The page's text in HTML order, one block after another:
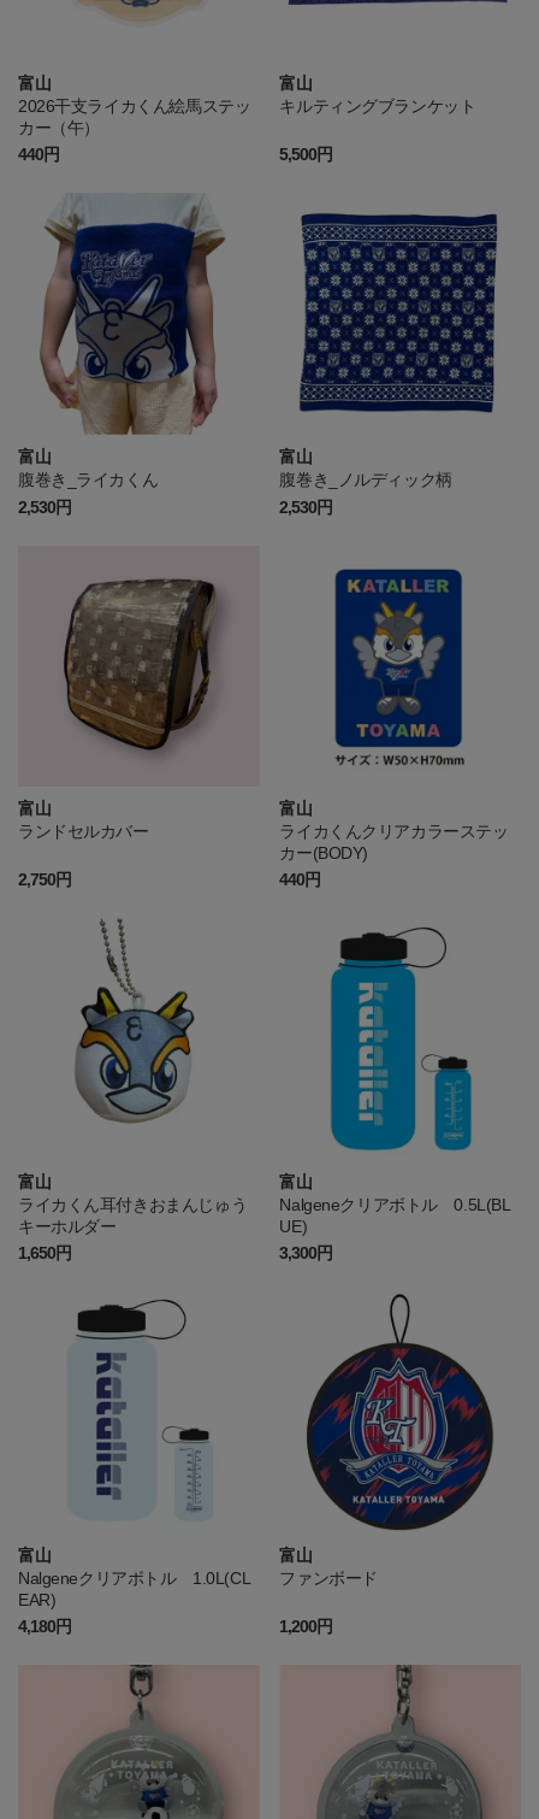
富山
2026干支ライカくん絵馬ステッ
カー（午）
440円
富山
キルティングブランケット
5,500円
富山
腹巻き_ライカくん
2,530円
富山
腹巻き_ノルディック柄
2,530円
富山
ランドセルカバー
2,750円
富山
ライカくんクリアカラーステッ
カー(BODY)
440円
富山
ライカくん耳付きおまんじゅう
キーホルダー
1,650円
富山
Nalgeneクリアボトル 0.5L(BL
UE)
3,300円
富山
Nalgeneクリアボトル 1.0L(CL
EAR)
4,180円
富山
ファンボード
1,200円